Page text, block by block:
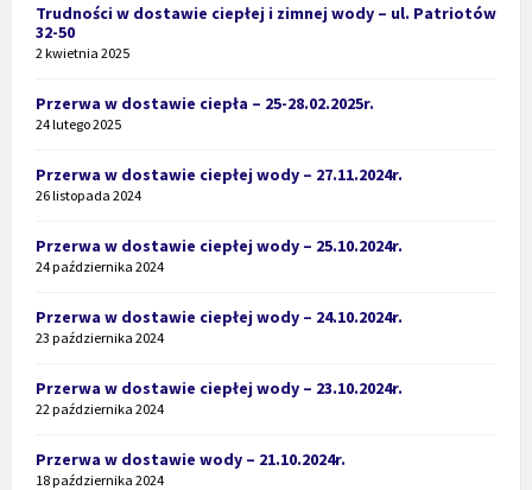
Trudności w dostawie ciepłej i zimnej wody – ul. Patriotów
32-50
2 kwietnia 2025
Przerwa w dostawie ciepła – 25-28.02.2025r.
24 lutego 2025
Przerwa w dostawie ciepłej wody – 27.11.2024r.
26 listopada 2024
Przerwa w dostawie ciepłej wody – 25.10.2024r.
24 października 2024
Przerwa w dostawie ciepłej wody – 24.10.2024r.
23 października 2024
Przerwa w dostawie ciepłej wody – 23.10.2024r.
22 października 2024
Przerwa w dostawie wody – 21.10.2024r.
18 października 2024